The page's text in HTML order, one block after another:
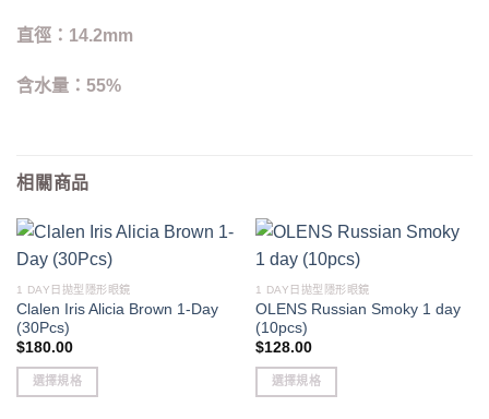
直徑：14.2mm
含水量：55%
相關商品
1 DAY日拋型隱形眼鏡
Clalen Iris Alicia Brown 1-Day
(30Pcs)
$180.00
選擇規格
1 DAY日拋型隱形眼鏡
OLENS Russian Smoky 1 day
(10pcs)
$128.00
選擇規格